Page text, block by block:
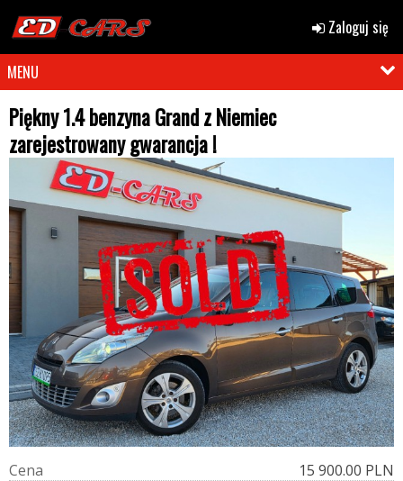
Zaloguj się
MENU
Piękny 1.4 benzyna Grand z Niemiec
zarejestrowany gwarancja !
Cena
15 900.00 PLN